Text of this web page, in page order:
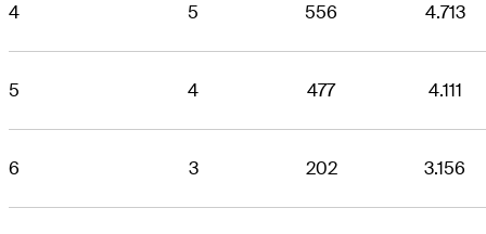
4 5 556 4.713
5 4 477 4.111
6 3 202 3.156